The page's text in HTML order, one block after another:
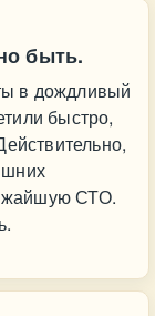
быть.
в дождливый
быстро,
СТО.